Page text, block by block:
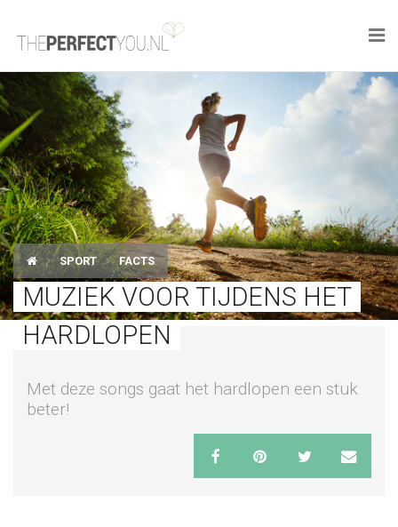

KNAPLEKKER
FOOD
SPORT
DROOM HOME
STYLE
BUSINESS
WELL TRAVELED
SPORT FACTS
MUZIEK VOOR TIJDENS HET
HARDLOPEN
Met deze songs gaat het hardlopen een stuk
beter!